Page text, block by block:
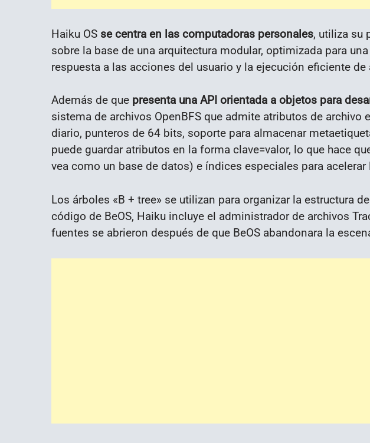
Haiku OS se centra en las computadoras personales, utiliza su
sobre la base de una arquitectura modular, optimizada para
respuesta a las acciones del usuario y la ejecución eficiente
Además de que presenta una API orientada a objetos para
sistema de archivos OpenBFS que admite atributos de archivo
diario, punteros de 64 bits, soporte para almacenar
puede guardar atributos en la forma clave=valor, lo que hace
vea como un base de datos) e índices especiales para
Los árboles «B + tree» se utilizan para organizar la estructura
código de BeOS, Haiku incluye el administrador de archivos
fuentes se abrieron después de que BeOS abandonara la